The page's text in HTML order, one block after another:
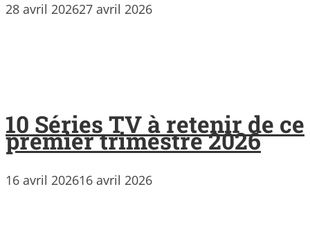
28 avril 202627 avril 2026
10 Séries TV à retenir de ce
premier trimestre 2026
16 avril 202616 avril 2026